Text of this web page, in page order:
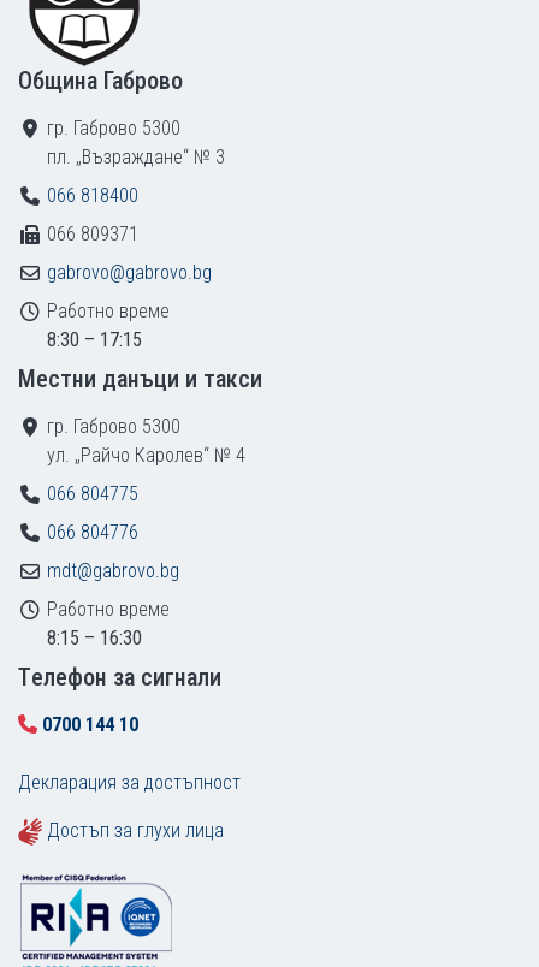
Община Габрово
гр. Габрово 5300
пл. „Възраждане“ № 3
066 818400
066 809371
gabrovo@gabrovo.bg
Работно време
8:30 – 17:15
Местни данъци и такси
гр. Габрово 5300
ул. „Райчо Каролев“ № 4
066 804775
066 804776
mdt@gabrovo.bg
Работно време
8:15 – 16:30
Tелефон за сигнали
0700 144 10
Декларация за достъпност
Достъп за глухи лица